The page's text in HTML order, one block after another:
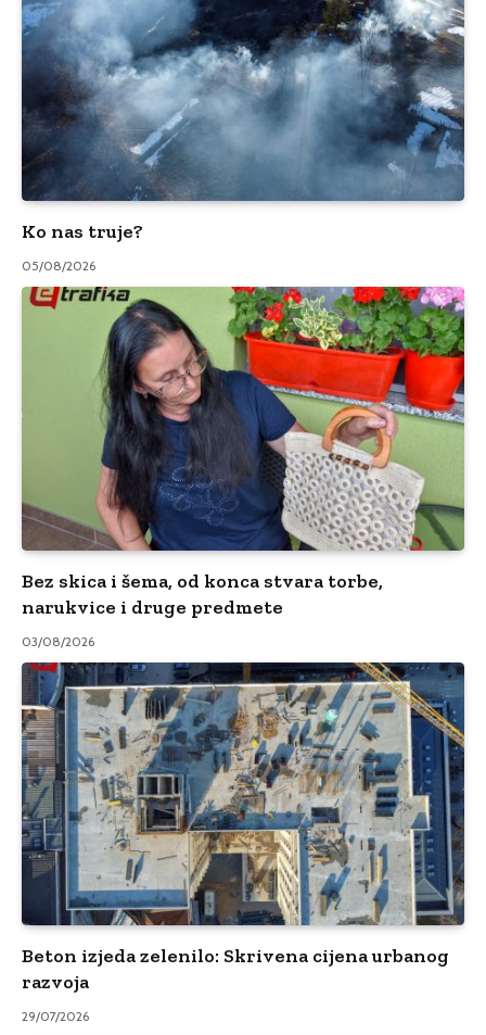
Ko nas truje?
05/08/2026
Bez skica i šema, od konca stvara torbe,
narukvice i druge predmete
03/08/2026
Beton izjeda zelenilo: Skrivena cijena urbanog
razvoja
29/07/2026